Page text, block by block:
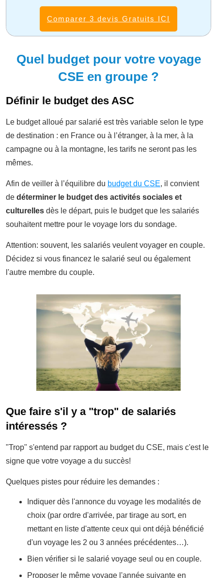
Comparer 3 devis Gratuits ICI
Quel budget pour votre voyage
CSE en groupe ?
Définir le budget des ASC
Le budget alloué par salarié est très variable selon le type
de destination : en France ou à l’étranger, à la mer, à la
campagne ou à la montagne, les tarifs ne seront pas les
mêmes.
Afin de veiller à l’équilibre du budget du CSE, il convient
de déterminer le budget des activités sociales et
culturelles dès le départ, puis le budget que les salariés
souhaitent mettre pour le voyage lors du sondage.
Attention: souvent, les salariés veulent voyager en couple.
Décidez si vous financez le salarié seul ou également
l'autre membre du couple.
Que faire s'il y a "trop" de salariés
intéressés ?
"Trop" s'entend par rapport au budget du CSE, mais c'est le
signe que votre voyage a du succès!
Quelques pistes pour réduire les demandes :
Indiquer dès l'annonce du voyage les modalités de
choix (par ordre d'arrivée, par tirage au sort, en
mettant en liste d'attente ceux qui ont déjà bénéficié
d'un voyage les 2 ou 3 années précédentes…).
Bien vérifier si le salarié voyage seul ou en couple.
Proposer le même voyage l'année suivante en